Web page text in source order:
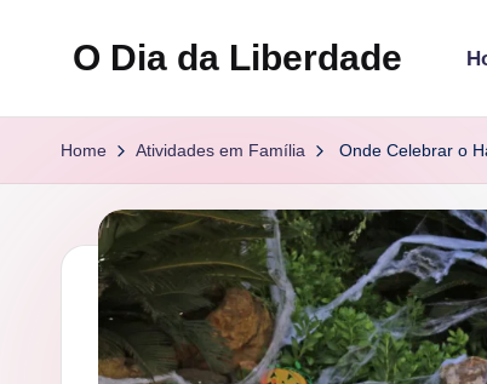
O Dia da Liberdade
Home Atividades em Família Onde Celebrar o